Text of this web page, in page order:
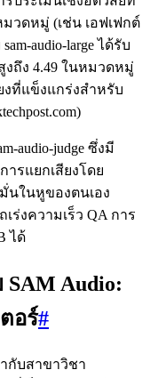
วดหมู่ (เช่น เอฟเฟกต์
audio-large ได้รับ
ถึง 4.49 ในหมวดหมู่
งที่แข็งแกร่งสำหรับ
audio-judge ซึ่งมี
รแยกเสียงโดย
นในหูของตนเอง
เร่งความเร็ว QA การ
ได้
Audio:
อร์#
กับสาขาวิชา